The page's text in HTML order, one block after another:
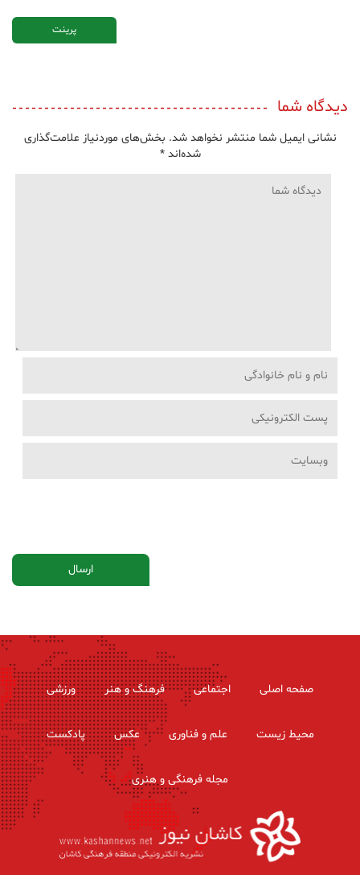
پرینت
دیدگاه شما
نشانی ایمیل شما منتشر نخواهد شد. بخش‌های موردنیاز علامت‌گذاری
شده‌اند*
صفحه اصلی اجتماعی فرهنگ و هنر ورزشی
محیط زیست علم و فناوری عکس پادکست
مجله فرهنگی و هنری